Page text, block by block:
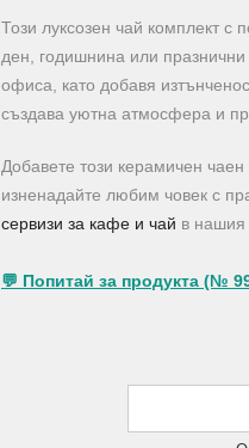
Този луксозен чай комплект с
ден, годишнина или
офиса, като добавя
създава уютна атмосфера и
Добавете този керамичен
изненадайте любим човек с
сервизи за кафе и чай в нашия
💬 Попитай за продукта (№